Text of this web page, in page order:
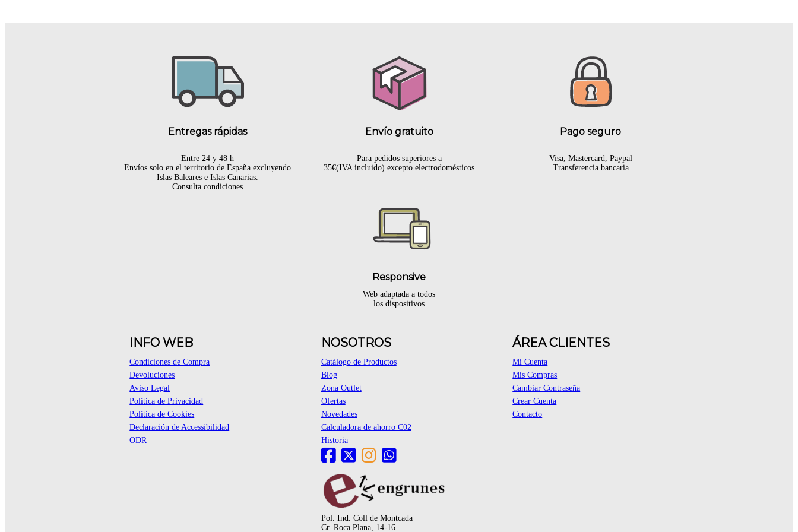
Entregas rápidas
Entre 24 y 48 h
Envíos solo en el territorio de España excluyendo
Islas Baleares e Islas Canarias.
Consulta condiciones
Envío gratuito
Para pedidos superiores a
35€(IVA incluido) excepto electrodomésticos
Pago seguro
Visa, Mastercard, Paypal
Transferencia bancaria
Responsive
Web adaptada a todos
los dispositivos
INFO WEB
Condiciones de Compra
Devoluciones
Aviso Legal
Política de Privacidad
Política de Cookies
Declaración de Accessibilidad
ODR
NOSOTROS
Catálogo de Productos
Blog
Zona Outlet
Ofertas
Novedades
Calculadora de ahorro C02
Historia
ÁREA CLIENTES
Mi Cuenta
Mis Compras
Cambiar Contraseña
Crear Cuenta
Contacto
Pol. Ind. Coll de Montcada
Cr. Roca Plana, 14-16